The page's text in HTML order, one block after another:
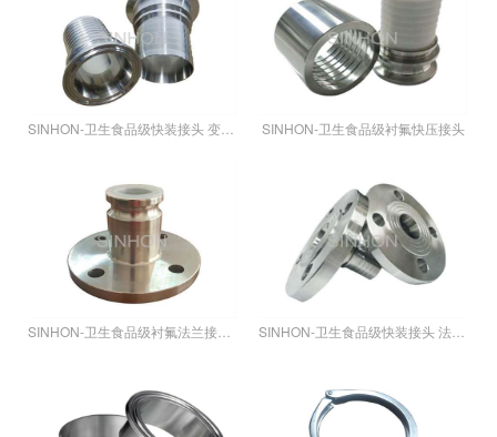
SINHON-卫生食品级快装接头 变径 系列 SINHON-卫生食品级衬氟快压接头
SINHON-卫生食品级衬氟法兰接头 系列 SINHON-卫生食品级快装接头 法兰 系列